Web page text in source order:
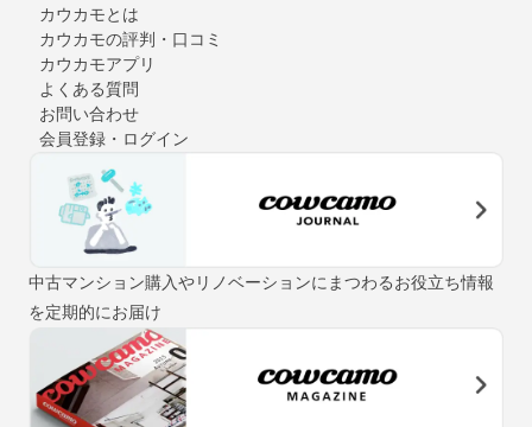
カウカモとは
カウカモの評判・口コミ
カウカモアプリ
よくある質問
お問い合わせ
会員登録・ログイン
中古マンション購入やリノベーションにまつわるお役立ち情報
を定期的にお届け